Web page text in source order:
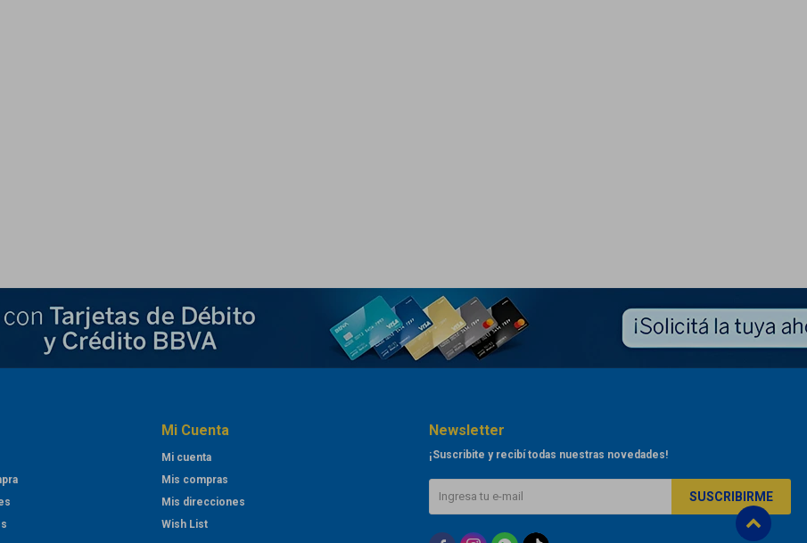
Mi Cuenta
Mi cuenta
Mis compras
Mis direcciones
Wish List
Newsletter
¡Suscribite y recibí todas nuestras novedades!
SUSCRIBIRME